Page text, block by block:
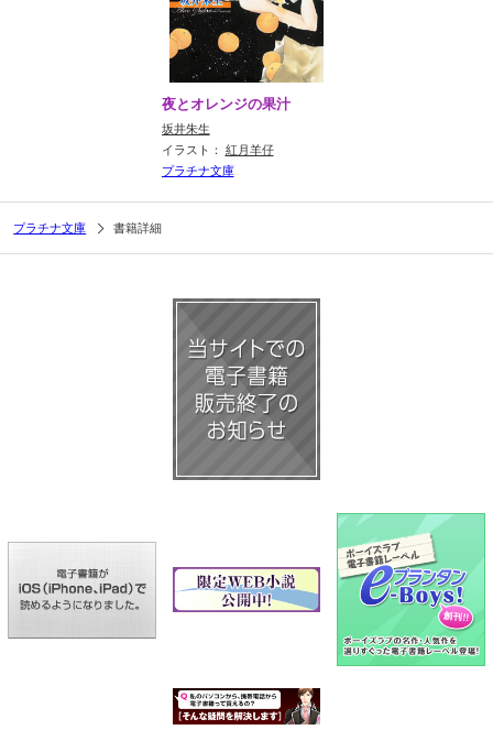
夜とオレンジの果汁
坂井朱生
イラスト： 紅月羊仔
プラチナ文庫
プラチナ文庫 書籍詳細